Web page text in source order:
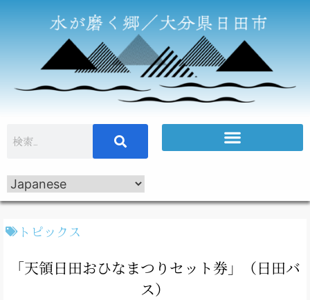
トピックス
「天領日田おひなまつりセット券」（日田バ
ス）